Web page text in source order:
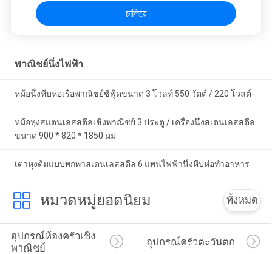
চালিয়ে
พาณิชย์นึ่งไฟฟ้า
หม้อนึ่งหีบห่อเรือพาณิชย์ซีฟู้ดขนาด 3 โวลท์ 550 วัตต์ / 220 โวลต์
หม้อหุงสแตนเลสสตีลเชิงพาณิชย์ 3 ประตู / เครื่องนึ่งสเตนเลสสตีล
ขนาด 900 * 820 * 1850 มม
เตาหุงต้มแบบพกพาสเตนเลสสตีล 6 แพนไฟฟ้านึ่งหีบห่อทำอาหาร
หมวดหมู่ยอดนิยม ทั้งหมด
อุปกรณ์ห้องครัวเชิง
พาณิชย์
อุปกรณ์ครัวตะวันตก